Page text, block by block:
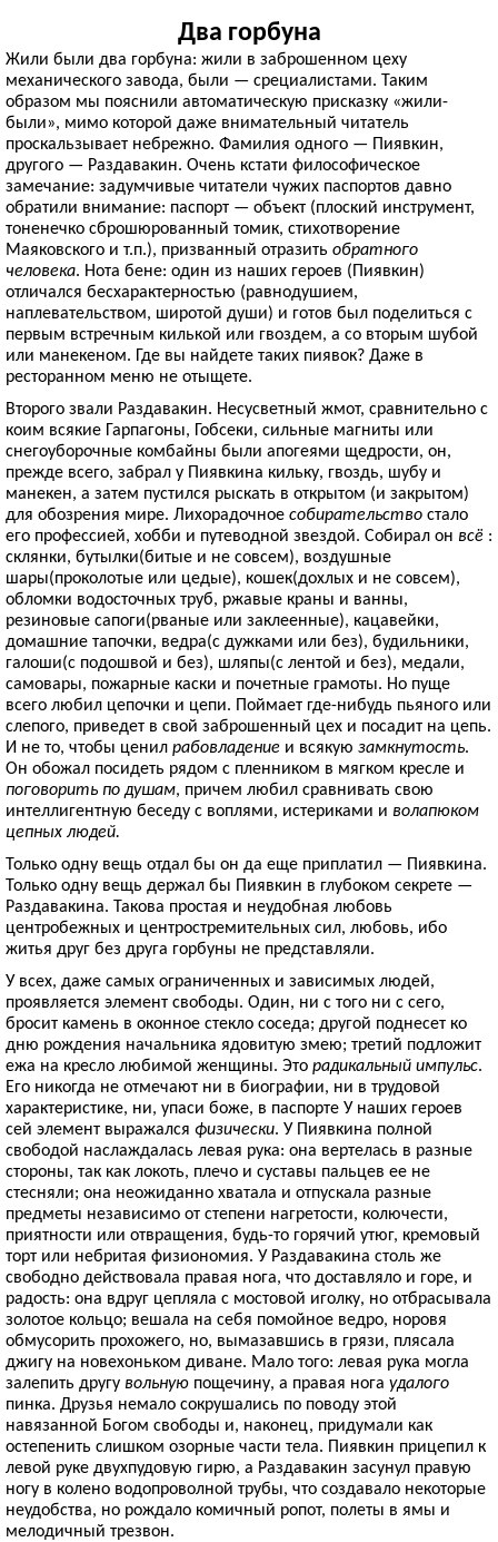
Два горбуна
Жили были два горбуна: жили в заброшенном цеху
механического завода, были — срециалистами. Таким
образом мы пояснили автоматическую присказку «жили-
были», мимо которой даже внимательный читатель
проскальзывает небрежно. Фамилия одного — Пиявкин,
другого — Раздавакин. Очень кстати философическое
замечание: задумчивые читатели чужих паспортов давно
обратили внимание: паспорт — объект (плоский инструмент,
тоненечко сброшюрованный томик, стихотворение
Маяковского и т.п.), призванный отразить обратного
человека. Нота бене: один из наших героев (Пиявкин)
отличался бесхарактерностью (равнодушием,
наплевательством, широтой души) и готов был поделиться с
первым встречным килькой или гвоздем, а со вторым шубой
или манекеном. Где вы найдете таких пиявок? Даже в
ресторанном меню не отыщете.
Второго звали Раздавакин. Несусветный жмот, сравнительно с
коим всякие Гарпагоны, Гобсеки, сильные магниты или
снегоуборочные комбайны были апогеями щедрости, он,
прежде всего, забрал у Пиявкина кильку, гвоздь, шубу и
манекен, а затем пустился рыскать в открытом (и закрытом)
для обозрения мире. Лихорадочное собирательство стало
его профессией, хобби и путеводной звездой. Собирал он всё :
склянки, бутылки(битые и не совсем), воздушные
шары(проколотые или цедые), кошек(дохлых и не совсем),
обломки водосточных труб, ржавые краны и ванны,
резиновые сапоги(рваные или заклеенные), кацавейки,
домашние тапочки, ведра(с дужками или без), будильники,
галоши(с подошвой и без), шляпы(с лентой и без), медали,
самовары, пожарные каски и почетные грамоты. Но пуще
всего любил цепочки и цепи. Поймает где-нибудь пьяного или
слепого, приведет в свой заброшенный цех и посадит на цепь.
И не то, чтобы ценил рабовладение и всякую замкнутость.
Он обожал посидеть рядом с пленником в мягком кресле и
поговорить по душам, причем любил сравнивать свою
интеллигентную беседу с воплями, истериками и волапюком
цепных людей.
Только одну вещь отдал бы он да еще приплатил — Пиявкина.
Только одну вещь держал бы Пиявкин в глубоком секрете —
Раздавакина. Такова простая и неудобная любовь
центробежных и центростремительных сил, любовь, ибо
житья друг без друга горбуны не представляли.
У всех, даже самых ограниченных и зависимых людей,
проявляется элемент свободы. Один, ни с того ни с сего,
бросит камень в оконное стекло соседа; другой поднесет ко
дню рождения начальника ядовитую змею; третий подложит
ежа на кресло любимой женщины. Это радикальный импульс.
Его никогда не отмечают ни в биографии, ни в трудовой
характеристике, ни, упаси боже, в паспорте У наших героев
сей элемент выражался физически. У Пиявкина полной
свободой наслаждалась левая рука: она вертелась в разные
стороны, так как локоть, плечо и суставы пальцев ее не
стесняли; она неожиданно хватала и отпускала разные
предметы независимо от степени нагретости, колючести,
приятности или отвращения, будь-то горячий утюг, кремовый
торт или небритая физиономия. У Раздавакина столь же
свободно действовала правая нога, что доставляло и горе, и
радость: она вдруг цепляла с мостовой иголку, но отбрасывала
золотое кольцо; вешала на себя помойное ведро, норовя
обмусорить прохожего, но, вымазавшись в грязи, плясала
джигу на новехоньком диване. Мало того: левая рука могла
залепить другу вольную пощечину, а правая нога удалого
пинка. Друзья немало сокрушались по поводу этой
навязанной Богом свободы и, наконец, придумали как
остепенить слишком озорные части тела. Пиявкин прицепил к
левой руке двухпудовую гирю, а Раздавакин засунул правую
ногу в колено водопроволной трубы, что создавало некоторые
неудобства, но рождало комичный ропот, полеты в ямы и
мелодичный трезвон.